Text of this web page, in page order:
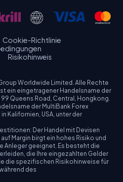
Cookie-Richtlinie
Risikohinweis
Worldwide Limited. Alle Rechte
ein eingetragener Handelsname der
Queens Road, Central, Hongkong.
der MultiBank Forex
Kalifornien, USA, unter der
Der Handel mit Devisen
Margin birgt ein hohes Risiko und
Anleger geeignet. Es besteht die
die Ihre eingezahlten Gelder
die spezifischen Risikohinweise für
des